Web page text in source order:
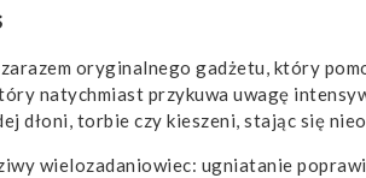
oryginalnego gadżetu, który
natychmiast przykuwa uwagę
dłoni, torbie czy kieszeni, stając się
wielozadaniowiec: ugniatanie